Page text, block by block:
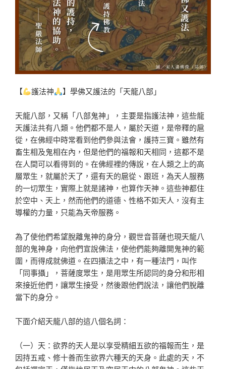
【 護法神 】學佛又護法的「天龍八部」
天龍八部，又稱「八部鬼神」，主要是指護法神，這些龍
天護法共有八類。他們都不是人，屬於天道，是帝釋的扈
從，在佛經中時常看到他們參與法會，護持三寶。雖然有
畜生相及鬼相在內，但是他們的福報和天相同，這都不是
在人間可以看得到的。在佛經裡的傳說，在人類之上的高
層眾生，就屬於天了，還有天的扈從、跟班，為天人服務
的一切眾生，實際上就是諸神，也算作天神。這些神都住
於空中、天上，然而他們的道德、性格不如天人，沒有主
導權的力量，只能為天帝服務。
為了使他們希望脫離鬼神的身分，觀世音菩薩也現天龍八
部的鬼神身，向他們宣說佛法，使他們能夠離開鬼神的範
圍，而得成就佛道。在四攝法之中，有一種法門，叫作
「同事攝」，菩薩度眾生，是用眾生所認同的身分和形相
來接近他們，讓眾生接受，然後跟他們說法，讓他們脫離
當下的身分。
下面介紹天龍八部的這八個名詞：
（一）天：欲界的天人是以享受精細五欲的福報而生，是
因持五戒、修十善而生欲界六種天的天身。此處的天，不